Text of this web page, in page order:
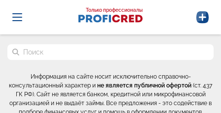
Probrokery - Только профессионалы
Только профессионалы
Поиск по сайту
Информация на сайте носит исключительно справочно-
консультационный характер и не является публичной офертой (ст. 437
ГК РФ). Сайт не является банком, кредитной или микрофинансовой
организацией и не выдаёт займы. Все предложения - это содействие в